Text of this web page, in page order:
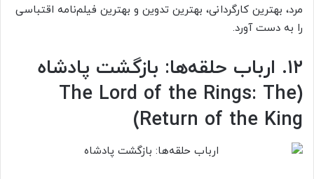
مرد، بهترین کارگردانی، بهترین تدوین و بهترین فیلم‌نامه اقتباسی
را به دست آورد.
۱۲. ارباب حلقه‌ها: بازگشت پادشاه
(The Lord of the Rings: The
Return of the King)